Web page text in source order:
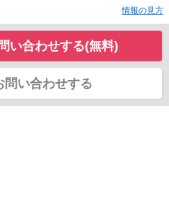
情報の見方
い合わせする(無料)
問い合わせする